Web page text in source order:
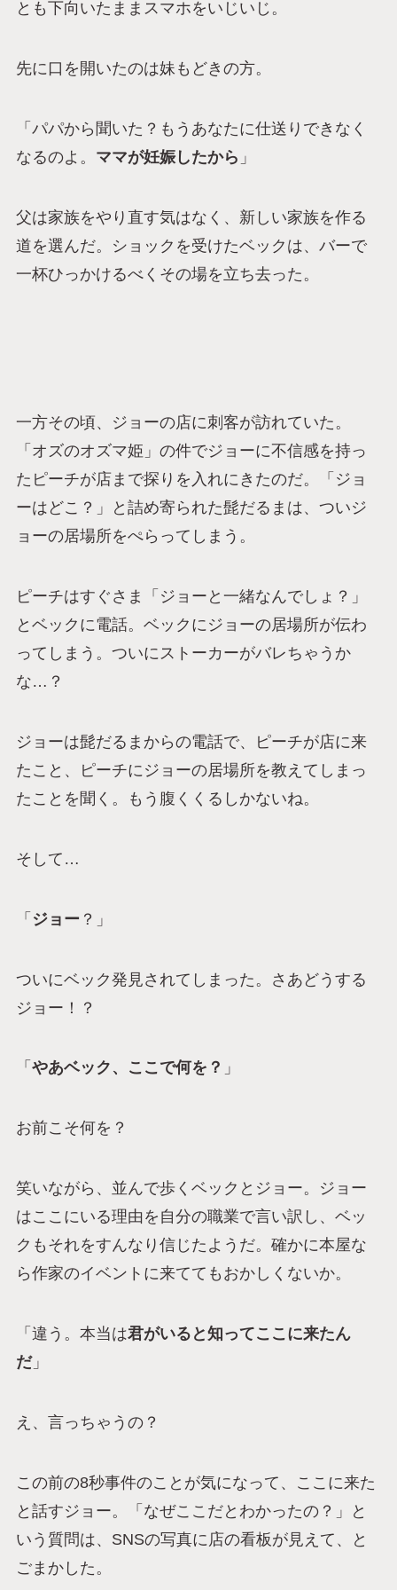
とも下向いたままスマホをいじいじ。
先に口を開いたのは妹もどきの方。
「パパから聞いた？もうあなたに仕送りできなく
なるのよ。 ママが妊娠したから 」
父は家族をやり直す気はなく、新しい家族を作る
道を選んだ。ショックを受けたベックは、バーで
一杯ひっかけるべくその場を立ち去った。
一方その頃、ジョーの店に刺客が訪れていた。
「オズのオズマ姫」の件でジョーに不信感を持っ
たピーチが店まで探りを入れにきたのだ。「ジョ
ーはどこ？」と詰め寄られた髭だるまは、ついジ
ョーの居場所をぺらってしまう。
ピーチはすぐさま「ジョーと一緒なんでしょ？」
とベックに電話。ベックにジョーの居場所が伝わ
ってしまう。ついにストーカーがバレちゃうか
な…？
ジョーは髭だるまからの電話で、ピーチが店に来
たこと、ピーチにジョーの居場所を教えてしまっ
たことを聞く。もう腹くくるしかないね。
そして…
「 ジョー ？」
ついにベック発見されてしまった。さあどうする
ジョー！？
「 やあベック、ここで何を？ 」
お前こそ何を？
笑いながら、並んで歩くベックとジョー。ジョー
はここにいる理由を自分の職業で言い訳し、ベッ
クもそれをすんなり信じたようだ。確かに本屋な
ら作家のイベントに来ててもおかしくないか。
「違う。本当は君がいると知ってここに来たん
だ」
え、言っちゃうの？
この前の8秒事件のことが気になって、ここに来た
と話すジョー。「なぜここだとわかったの？」と
いう質問は、SNSの写真に店の看板が見えて、と
ごまかした。